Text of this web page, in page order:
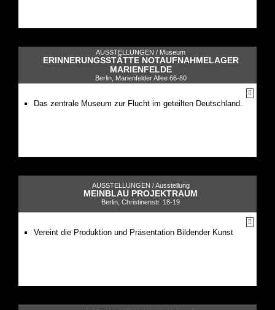
AUSSTELLUNGEN / Museum
ERINNERUNGSSTÄTTE NOTAUFNAHMELAGER
MARIENFELDE
Berlin, Marienfelder Allee 66-80
Das zentrale Museum zur Flucht im geteilten Deutschland.
AUSSTELLUNGEN /Ausstellung
MEINBLAU PROJEKTRAUM
Berlin, Christinenstr. 18-19
Vereint die Produktion und Präsentation Bildender Kunst